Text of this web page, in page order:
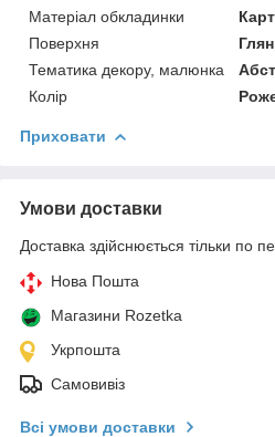
Матеріал обкладинки
Поверхня
Тематика декору, малюнка
Колір
Приховати
Умови доставки
Доставка здійснюється тільки по
Нова Пошта
Магазини Rozetka
Укрпошта
Самовивіз
Всі умови доставки